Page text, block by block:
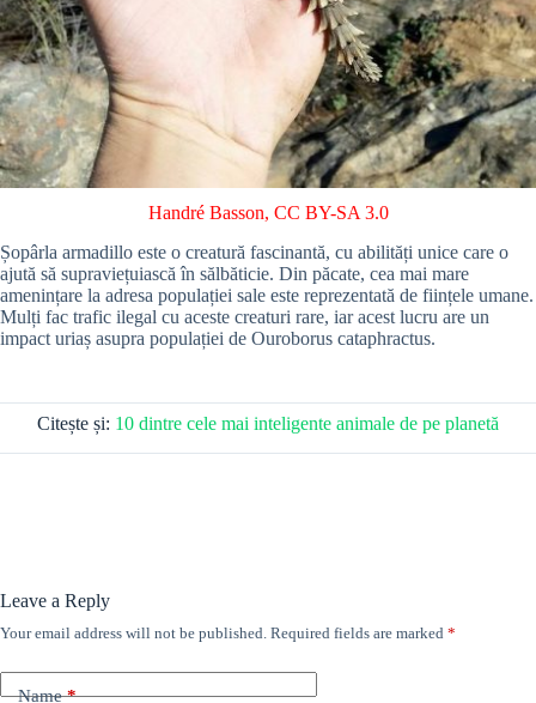
Handré Basson, CC BY-SA 3.0
Șopârla armadillo este o creatură fascinantă, cu abilități unice care o
ajută să supraviețuiască în sălbăticie. Din păcate, cea mai mare
amenințare la adresa populației sale este reprezentată de ființele umane.
Mulți fac trafic ilegal cu aceste creaturi rare, iar acest lucru are un
impact uriaș asupra populației de Ouroborus cataphractus.
Citește și: 10 dintre cele mai inteligente animale de pe planetă
Leave a Reply
Your email address will not be published. Required fields are marked *
Name*